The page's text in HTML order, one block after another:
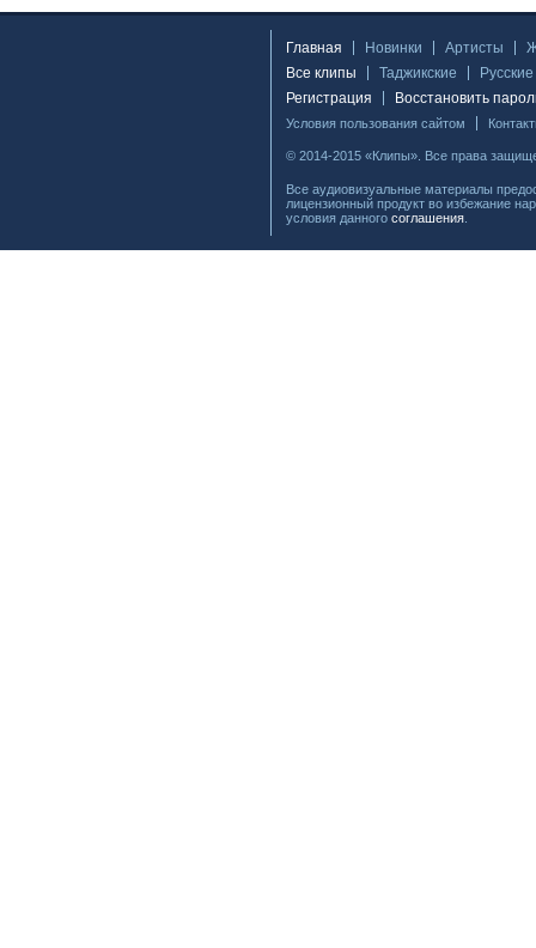
Главная Новинки Артисты
Все клипы
Таджикские
Русские
Регистрация
Восстановить
Условия пользования сайтом
© 2014-2015 «Клипы». Все права
Все аудиовизуальные материалы
лицензионный продукт во избежание
условия данного соглашения